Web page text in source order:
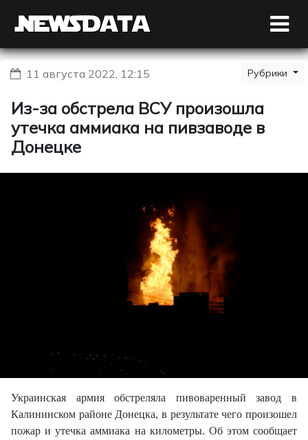
11 августа 2022, 12:15 Рубрики
Из-за обстрела ВСУ произошла
утечка аммиака на пивзаводе в
Донецке
Украинская армия обстреляла пивоваренный завод в
Калининском районе Донецка, в результате чего произошел
пожар и утечка аммиака на километры. Об этом сообщает